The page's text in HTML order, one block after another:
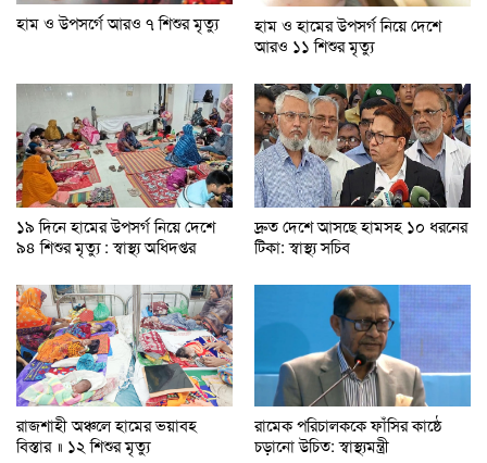
হাম ও উপসর্গে আরও ৭ শিশুর মৃত্যু
হাম ও হামের উপসর্গ নিয়ে দেশে
আরও ১১ শিশুর মৃত্যু
১৯ দিনে হামের উপসর্গ নিয়ে দেশে
৯৪ শিশুর মৃত্যু : স্বাস্থ্য অধিদপ্তর
দ্রুত দেশে আসছে হামসহ ১০ ধরনের
টিকা: স্বাস্থ্য সচিব
রাজশাহী অঞ্চলে হামের ভয়াবহ
বিস্তার ॥ ১২ শিশুর মৃত্যু
রামেক পরিচালককে ফাঁসির কাষ্ঠে
চড়ানো উচিত: স্বাস্থ্যমন্ত্রী